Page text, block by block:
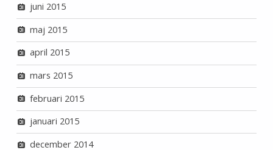
juni 2015
maj 2015
april 2015
mars 2015
februari 2015
januari 2015
december 2014